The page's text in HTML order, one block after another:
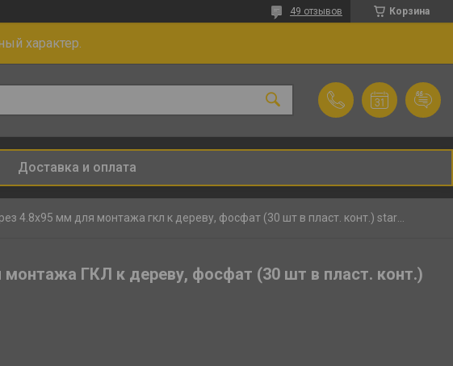
Корзина
49 отзывов
характер.
Доставка и оплата
Саморез 4.8х95 мм для монтажа гкл к дереву, фосфат (30 шт в пласт. конт.) starfix
ГКЛ к дереву, фосфат (30 шт в пласт. конт.)